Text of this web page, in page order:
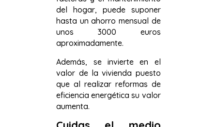
del hogar, puede suponer
hasta un ahorro mensual de
unos 3000 euros
aproximadamente.
Además, se invierte en el
valor de la vivienda puesto
que al realizar reformas de
eficiencia energética su valor
aumenta.